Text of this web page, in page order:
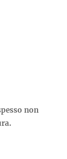
non